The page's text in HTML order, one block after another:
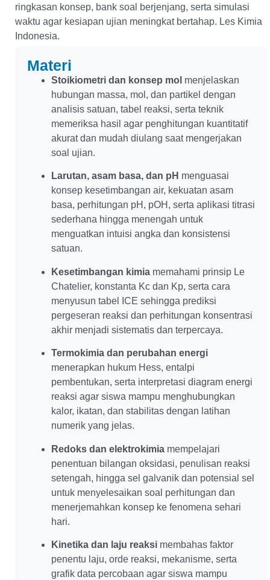
ringkasan konsep, bank soal berjenjang, serta simulasi
waktu agar kesiapan ujian meningkat bertahap. Les Kimia
Indonesia.
Materi
Stoikiometri dan konsep mol menjelaskan
hubungan massa, mol, dan partikel dengan
analisis satuan, tabel reaksi, serta teknik
memeriksa hasil agar penghitungan kuantitatif
akurat dan mudah diulang saat mengerjakan
soal ujian.
Larutan, asam basa, dan pH menguasai
konsep kesetimbangan air, kekuatan asam
basa, perhitungan pH, pOH, serta aplikasi titrasi
sederhana hingga menengah untuk
menguatkan intuisi angka dan konsistensi
satuan.
Kesetimbangan kimia memahami prinsip Le
Chatelier, konstanta Kc dan Kp, serta cara
menyusun tabel ICE sehingga prediksi
pergeseran reaksi dan perhitungan konsentrasi
akhir menjadi sistematis dan terpercaya.
Termokimia dan perubahan energi
menerapkan hukum Hess, entalpi
pembentukan, serta interpretasi diagram energi
reaksi agar siswa mampu menghubungkan
kalor, ikatan, dan stabilitas dengan latihan
numerik yang jelas.
Redoks dan elektrokimia mempelajari
penentuan bilangan oksidasi, penulisan reaksi
setengah, hingga sel galvanik dan potensial sel
untuk menyelesaikan soal perhitungan dan
menerjemahkan konsep ke fenomena sehari
hari.
Kinetika dan laju reaksi membahas faktor
penentu laju, orde reaksi, mekanisme, serta
grafik data percobaan agar siswa mampu